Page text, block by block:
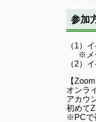
参加
（1）
※メー
（2）
【
オンラ
アカウ
初めて
※PCで